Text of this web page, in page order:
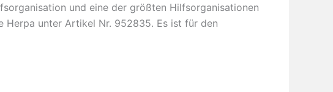
und eine der größten Hilfsorganisationen
Herpa unter Artikel Nr. 952835. Es ist für den